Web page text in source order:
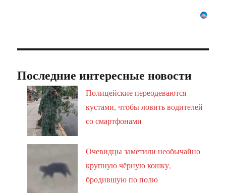
Последние интересные новости
Полицейские переодеваются
кустами, чтобы ловить водителей
со смартфонами
Очевидцы заметили необычайно
крупную чёрную кошку,
бродившую по полю